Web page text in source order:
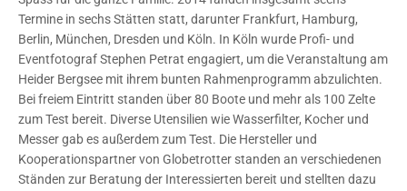
Termine in sechs Stätten statt, darunter Frankfurt, Hamburg,
Berlin, München, Dresden und Köln. In Köln wurde Profi- und
Eventfotograf Stephen Petrat engagiert, um die Veranstaltung am
Heider Bergsee mit ihrem bunten Rahmenprogramm abzulichten.
Bei freiem Eintritt standen über 80 Boote und mehr als 100 Zelte
zum Test bereit. Diverse Utensilien wie Wasserfilter, Kocher und
Messer gab es außerdem zum Test. Die Hersteller und
Kooperationspartner von Globetrotter standen an verschiedenen
Ständen zur Beratung der Interessierten bereit und stellten dazu